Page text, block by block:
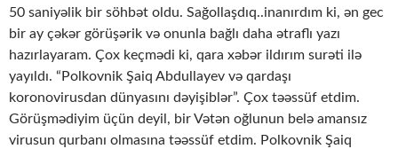
50 saniyəlik bir söhbət oldu. Sağollaşdıq..inanırdım ki, ən gec
bir ay çəkər görüşərik və onunla bağlı daha ətraflı yazı
hazırlayaram. Çox keçmədi ki, qara xəbər ildırım surəti ilə
yayıldı. “Polkovnik Şaiq Abdullayev və qardaşı
koronovirusdan dünyasını dəyişiblər”. Çox təəssüf etdim.
Görüşmədiyim üçün deyil, bir Vətən oğlunun belə amansız
virusun qurbanı olmasına təəssüf etdim. Polkovnik Şaiq